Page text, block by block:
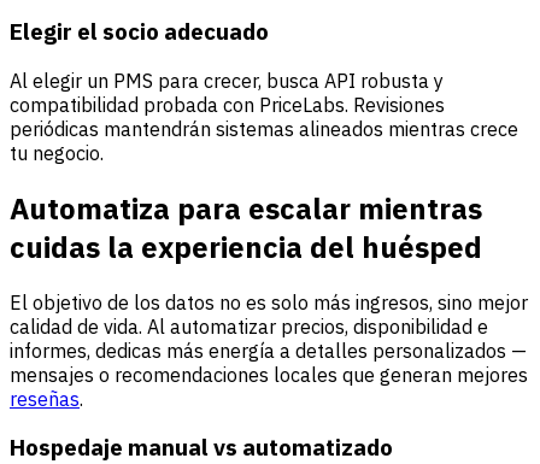
Elegir el socio adecuado
Al elegir un PMS para crecer, busca API robusta y
compatibilidad probada con PriceLabs. Revisiones
periódicas mantendrán sistemas alineados mientras crece
tu negocio.
Automatiza para escalar mientras
cuidas la experiencia del huésped
El objetivo de los datos no es solo más ingresos, sino mejor
calidad de vida. Al automatizar precios, disponibilidad e
informes, dedicas más energía a detalles personalizados —
mensajes o recomendaciones locales que generan mejores
reseñas.
Hospedaje manual vs automatizado